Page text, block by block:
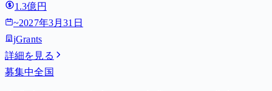
1.3億円
~2027年3月31日
jGrants
詳細を見る
募集中全国